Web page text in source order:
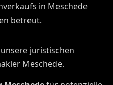
in Meschede
betreut.
juristischen
Meschede.